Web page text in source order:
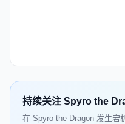
持续关注 Spyro the
在 Spyro the Dragon 发生宕